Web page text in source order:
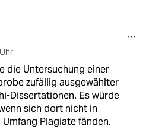
die Untersuchung einer
zufällig ausgewählter
Dissertationen. Es würde
sich dort nicht in
Plagiate fänden.